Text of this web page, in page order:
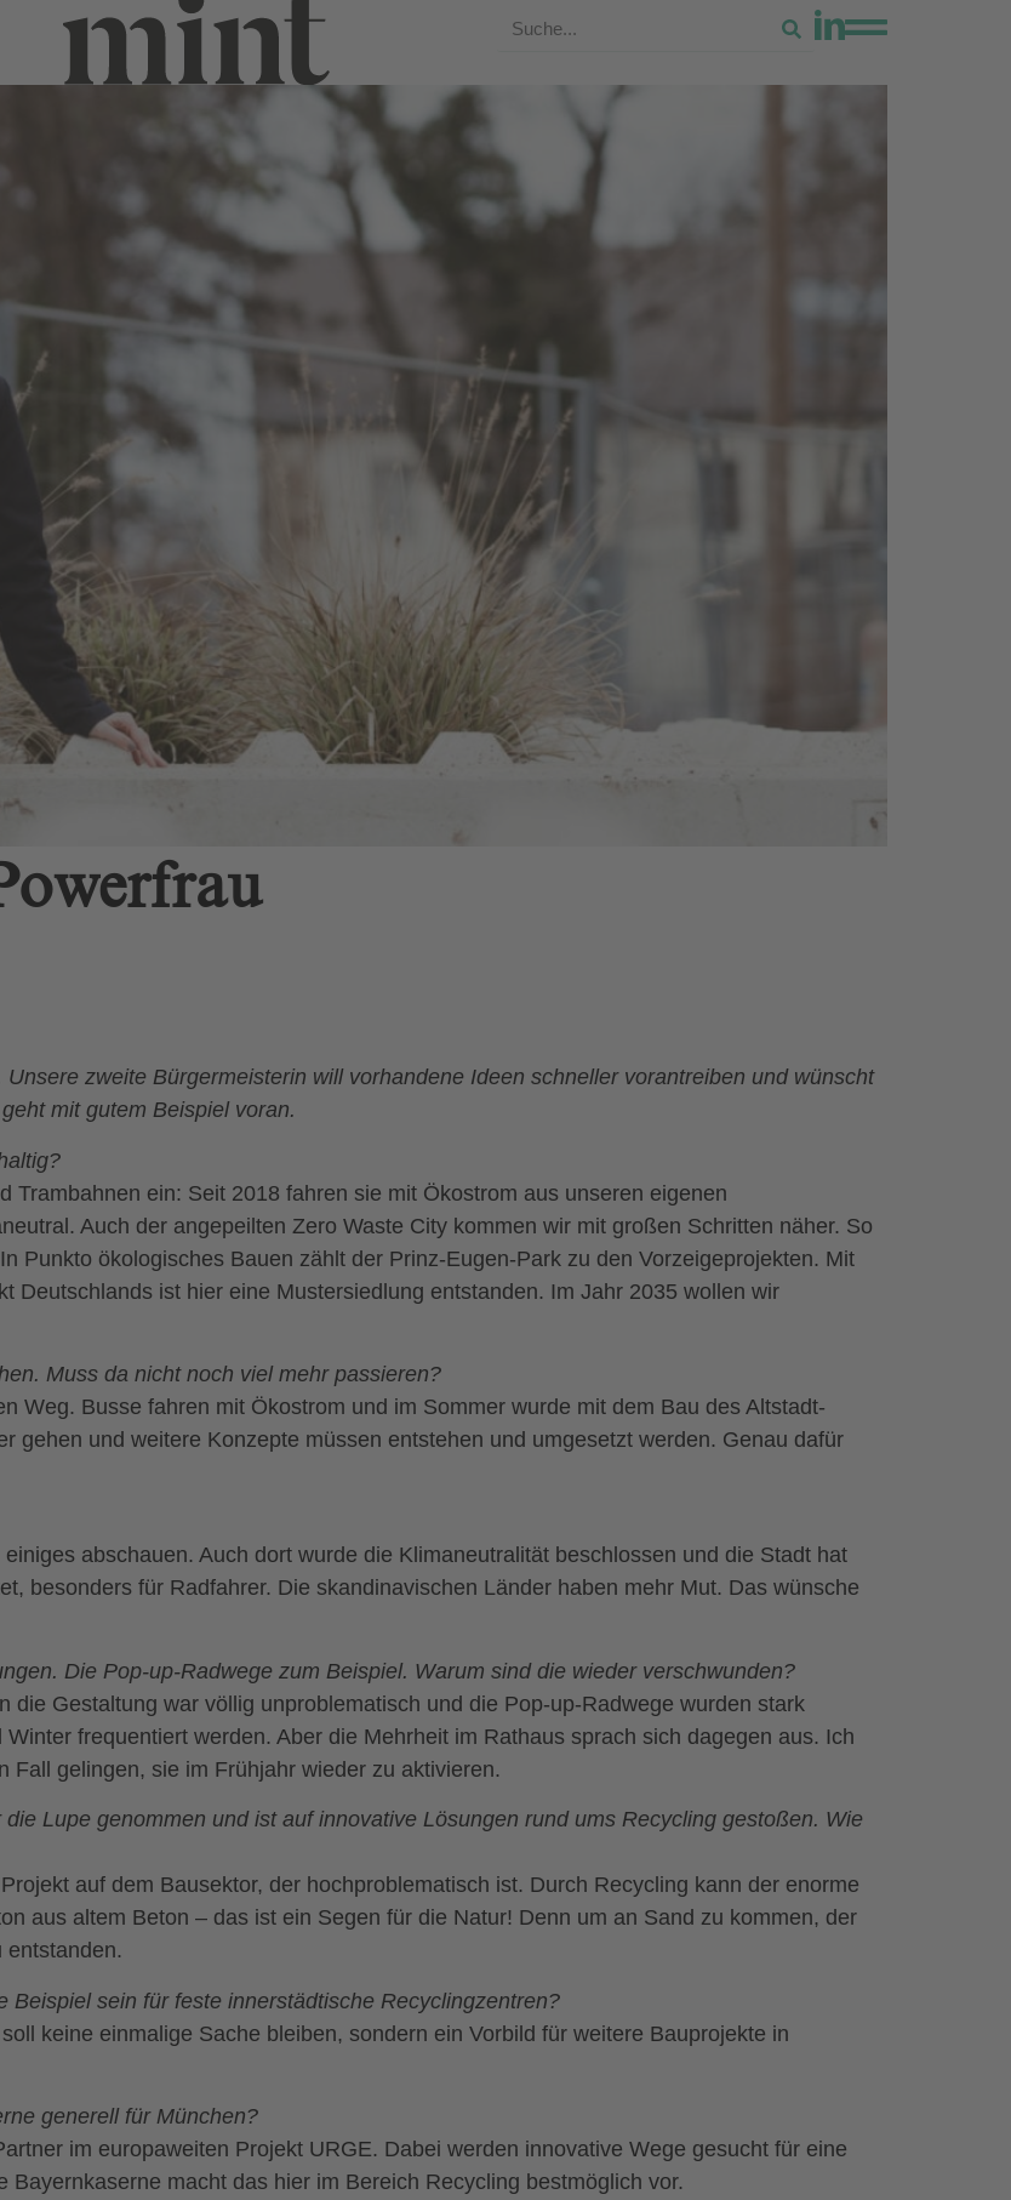
zweite Bürgermeisterin will vorhandene Ideen schneller vorantreiben und wünscht
mit gutem Beispiel voran.
Trambahnen ein: Seit 2018 fahren sie mit Ökostrom aus unseren eigenen
Auch der angepeilten Zero Waste City kommen wir mit großen Schritten näher. So
Punkto ökologisches Bauen zählt der Prinz-Eugen-Park zu den Vorzeigeprojekten. Mit
Deutschlands ist hier eine Mustersiedlung entstanden. Im Jahr 2035 wollen wir
Muss da nicht noch viel mehr passieren?
Weg. Busse fahren mit Ökostrom und im Sommer wurde mit dem Bau des Altstadt-
gehen und weitere Konzepte müssen entstehen und umgesetzt werden. Genau dafür
abschauen. Auch dort wurde die Klimaneutralität beschlossen und die Stadt hat
besonders für Radfahrer. Die skandinavischen Länder haben mehr Mut. Das wünsche
Die Pop-up-Radwege zum Beispiel. Warum sind die wieder verschwunden?
die Gestaltung war völlig unproblematisch und die Pop-up-Radwege wurden stark
frequentiert werden. Aber die Mehrheit im Rathaus sprach sich dagegen aus. Ich
Fall gelingen, sie im Frühjahr wieder zu aktivieren.
Lupe genommen und ist auf innovative Lösungen rund ums Recycling gestoßen. Wie
auf dem Bausektor, der hochproblematisch ist. Durch Recycling kann der enorme
aus altem Beton – das ist ein Segen für die Natur! Denn um an Sand zu kommen, der
entstanden.
Beispiel sein für feste innerstädtische Recyclingzentren?
keine einmalige Sache bleiben, sondern ein Vorbild für weitere Bauprojekte in
generell für München?
im europaweiten Projekt URGE. Dabei werden innovative Wege gesucht für eine
macht das hier im Bereich Recycling bestmöglich vor.